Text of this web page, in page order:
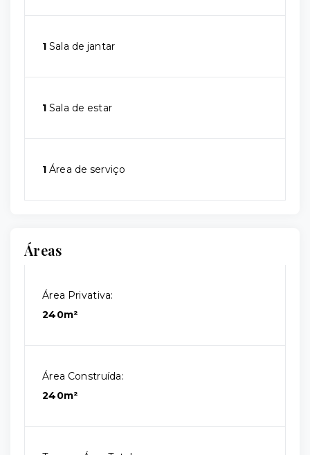
1 Sala de jantar
1 Sala de estar
1 Área de serviço
Áreas
Área Privativa:
240m²
Área Construída:
240m²